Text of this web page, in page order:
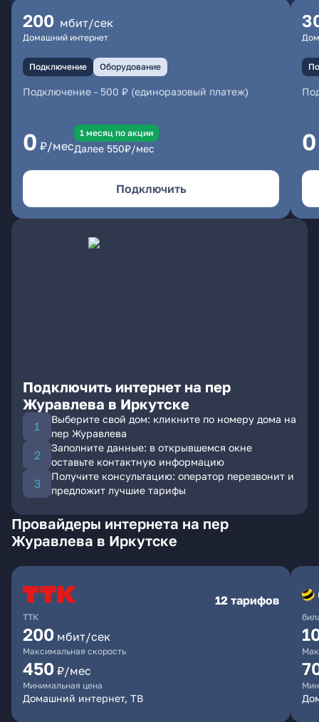
200 мбит/сек
Домашний интернет
Подключение Оборудование
Подключение - 500 ₽ (единоразовый платеж)
0 ₽/мес
1 месяц по акции
Далее 550₽/мес
Подключить
0
Подключить интернет на пер
Журавлева в Иркутске
Выберите свой дом: кликните по номеру дома на
пер Журавлева
Заполните данные: в открывшемся окне
оставьте контактную информацию
Получите консультацию: оператор перезвонит и
предложит лучшие тарифы
Провайдеры интернета на пер
Журавлева в Иркутске
ТТК
12 тарифов
200 мбит/сек
Максимальная скорость
450 ₽/мес
Минимальная цена
Домашний интернет, ТВ